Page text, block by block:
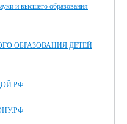
и высшего образования
ОБРАЗОВАНИЯ ДЕТЕЙ